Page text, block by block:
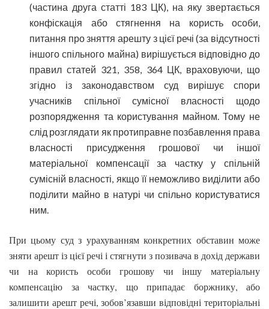
(частина друга статті 183 ЦК), на яку звертається
конфіскація або стягнення на користь особи,
питання про зняття арешту з цієї речі (за відсутності
іншого спільного майна) вирішується відповідно до
правил статей 321, 358, 364 ЦК, враховуючи, що
згідно із законодавством суд вирішує спори
учасників спільної сумісної власності щодо
розпорядження та користування майном. Тому не
слід розглядати як протиправне позбавлення права
власності присудження грошової чи іншої
матеріальної компенсації за частку у спільній
сумісній власності, якщо її неможливо виділити або
поділити майно в натурі чи спільно користуватися
ним.
При цьому суд з урахуванням конкретних обставин може
зняти арешт із цієї речі і стягнути з позивача в дохід держави
чи на користь особи грошову чи іншу матеріальну
компенсацію за частку, що припадає боржнику, або
залишити арешт речі, зобов’язавши відповідні територіальні